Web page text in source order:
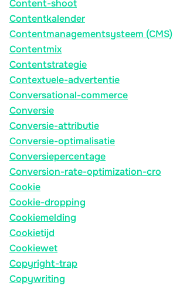
Content-shoot
Contentkalender
Contentmanagementsysteem (CMS)
Contentmix
Contentstrategie
Contextuele-advertentie
Conversational-commerce
Conversie
Conversie-attributie
Conversie-optimalisatie
Conversiepercentage
Conversion-rate-optimization-cro
Cookie
Cookie-dropping
Cookiemelding
Cookietijd
Cookiewet
Copyright-trap
Copywriting